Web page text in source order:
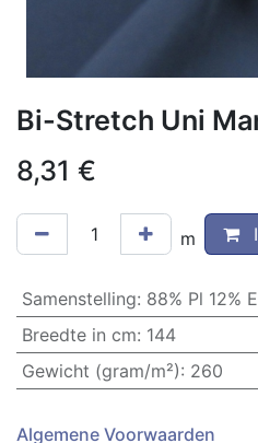
Bi-Stretch Uni
8,31 €
m
Samenstelling: 88% Pl 12%
Breedte in cm: 144
Gewicht (gram/m²): 260
Algemene Voorwaarden